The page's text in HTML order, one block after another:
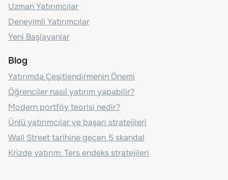
Uzman Yatırımcılar
Deneyimli Yatırımcılar
Yeni Başlayanlar
Blog
Yatırımda Çeşitlendirmenin Önemi
Öğrenciler nasıl yatırım yapabilir?
Modern portföy teorisi nedir?
Ünlü yatırımcılar ve başarı stratejileri
Wall Street tarihine geçen 5 skandal
Krizde yatırım: Ters endeks stratejileri